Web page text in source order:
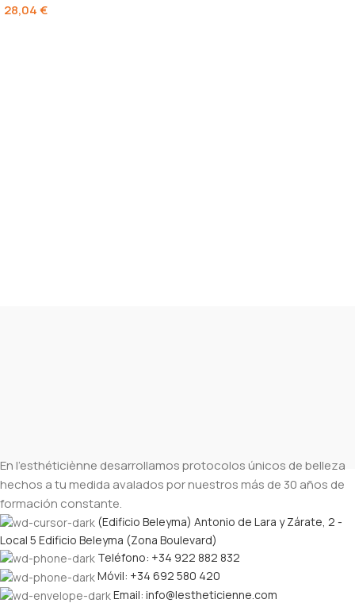
28,04€
En l’esthéticiènne desarrollamos protocolos únicos de belleza
hechos a tu medida avalados por nuestros más de 30 años de
formación constante.
(Edificio Beleyma) Antonio de Lara y Zárate, 2 -
Local 5 Edificio Beleyma (Zona Boulevard)
Teléfono: +34 922 882 832
Móvil: +34 692 580 420
Email: info@lestheticienne.com